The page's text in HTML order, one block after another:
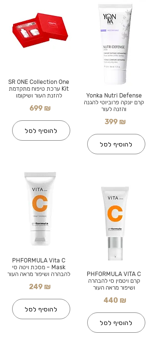
SR ONE Collection One
Kit ערכת טיפוח מתקדמת
להזנת העור ושיקומו
699 ₪
להוסיף לסל
PHFORMULA Vita C
Mask – מסכת ויטה סי
להבהרה ושיפור מראה העור
249 ₪
להוסיף לסל
Yonka Nutri Defense
קרם יונקה פרוביוטי להגנה
והזנה לעור
399 ₪
להוסיף לסל
PHFORMULA VITA C
קרם ויטמין סי להבהרה
ושיפור מראה העור
440 ₪
להוסיף לסל